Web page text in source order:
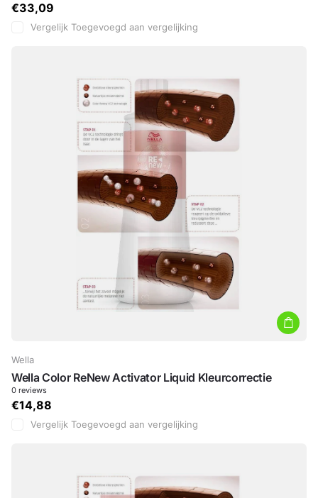
€33,09
Vergelijk Toegevoegd aan vergelijking
Wella
Wella Color ReNew Activator Liquid Kleurcorrectie
0 reviews
€14,88
Vergelijk Toegevoegd aan vergelijking